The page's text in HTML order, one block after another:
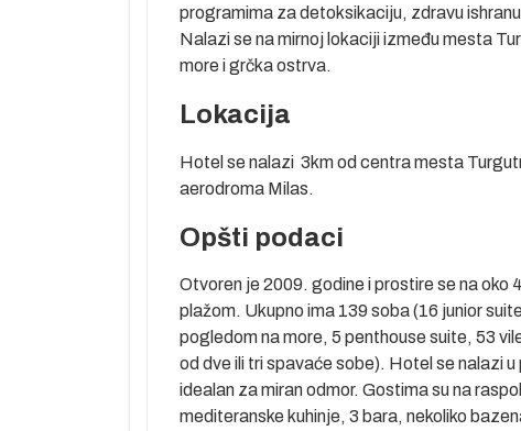
programima za detoksikaciju, zdravu
Nalazi se na mirnoj lokaciji između mesta
more i grčka ostrva.
Lokacija
Hotel se nalazi 3km od centra mesta
aerodroma Milas.
Opšti podaci
Otvoren je 2009. godine i prostire se na oko
plažom. Ukupno ima 139 soba (16 junior
pogledom na more, 5 penthouse suite, 53
od dve ili tri spavaće sobe). Hotel se nalazi
idealan za miran odmor. Gostima su na
mediteranske kuhinje, 3 bara, nekoliko